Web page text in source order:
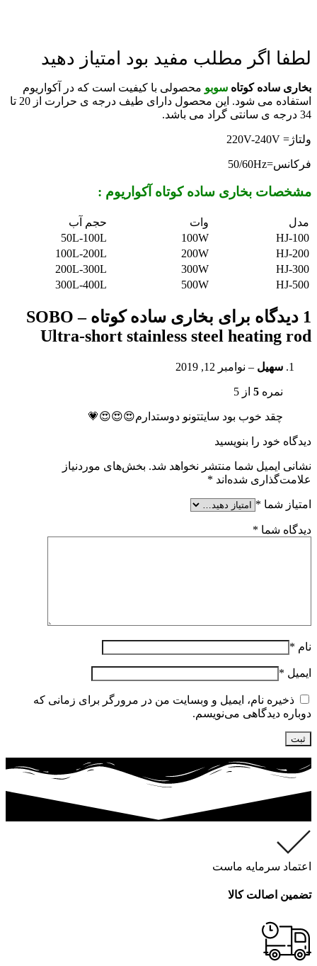
لطفا اگر مطلب مفید بود امتیاز دهید
بخاری ساده کوتاه سوبو محصولی با کیفیت است که در آکواریوم
استفاده می شود. این محصول دارای طیف درجه ی حرارت از 20 تا
34 درجه ی سانتی گراد می باشد.
ولتاژ= 220V-240V
فرکانس=50/60Hz
مشخصات بخاری ساده کوتاه آکواریوم :
مدل وات
حجم آب
HJ-100
100W
50L-100L
HJ-200
200W
100L-200L
HJ-300
300W
200L-300L
HJ-500
500W
300L-400L
1 دیدگاه برای
بخاری ساده کوتاه – SOBO
Ultra-short stainless steel heating rod
سهیل – نوامبر 12, 2019
نمره 5 از 5
چقد خوب بود سایتتونو دوستدارم😍😍😍💗
دیدگاه خود را بنویسید
نشانی ایمیل شما منتشر نخواهد شد. بخش‌های موردنیاز
علامت‌گذاری شده‌اند *
امتیاز شما *
دیدگاه شما *
نام *
ایمیل *
ذخیره نام، ایمیل و وبسایت من در مرورگر برای زمانی که
دوباره دیدگاهی می‌نویسم.
اعتماد سرمایه ماست
تضمین اصالت کالا